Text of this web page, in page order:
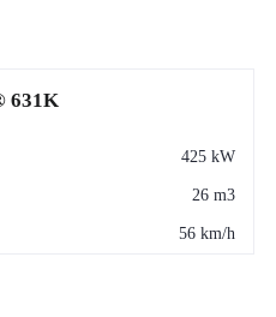
631K
425 kW
26 m3
56 km/h